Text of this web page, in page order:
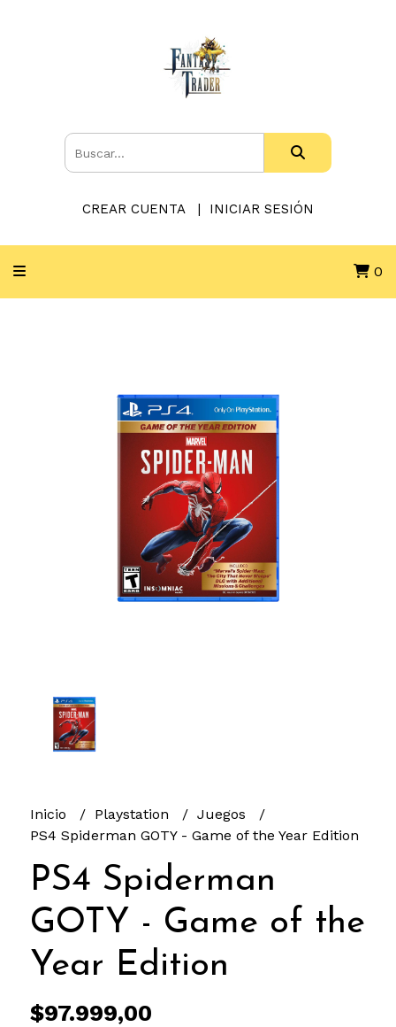
CREAR CUENTA INICIAR SESIÓN
0
Inicio Playstation
Juegos
PS4 Spiderman GOTY - Game of the Year Edition
PS4 Spiderman
GOTY - Game of the
Year Edition
$97.999,00